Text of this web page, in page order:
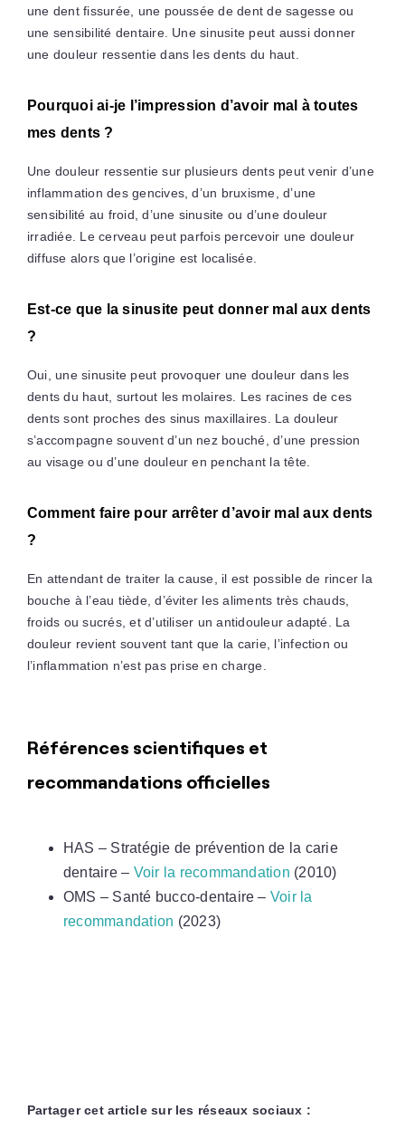
une dent fissurée, une poussée de dent de sagesse ou
une sensibilité dentaire. Une sinusite peut aussi donner
une douleur ressentie dans les dents du haut.
Pourquoi ai-je l’impression d’avoir mal à toutes
mes dents ?
Une douleur ressentie sur plusieurs dents peut venir d’une
inflammation des gencives, d’un bruxisme, d’une
sensibilité au froid, d’une sinusite ou d’une douleur
irradiée. Le cerveau peut parfois percevoir une douleur
diffuse alors que l’origine est localisée.
Est-ce que la sinusite peut donner mal aux dents
?
Oui, une sinusite peut provoquer une douleur dans les
dents du haut, surtout les molaires. Les racines de ces
dents sont proches des sinus maxillaires. La douleur
s’accompagne souvent d’un nez bouché, d’une pression
au visage ou d’une douleur en penchant la tête.
Comment faire pour arrêter d’avoir mal aux dents
?
En attendant de traiter la cause, il est possible de rincer la
bouche à l’eau tiède, d’éviter les aliments très chauds,
froids ou sucrés, et d’utiliser un antidouleur adapté. La
douleur revient souvent tant que la carie, l’infection ou
l’inflammation n’est pas prise en charge.
Références scientifiques et
recommandations officielles
HAS – Stratégie de prévention de la carie
dentaire – Voir la recommandation (2010)
OMS – Santé bucco-dentaire – Voir la
recommandation (2023)
Partager cet article sur les réseaux sociaux :